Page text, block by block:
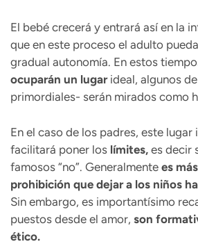
El bebé crecerá y entrará así en la
que en este proceso el adulto
gradual autonomía. En estos
ocuparán un lugarideal, algunos
primordiales- serán mirados como
En el caso de los padres, este lugar
facilitará poner los límites, es decir
famosos “no”. Generalmente es
prohibición que dejar a los niños
Sin embargo, es importantísimo
puestos desde el amor, son
ético.